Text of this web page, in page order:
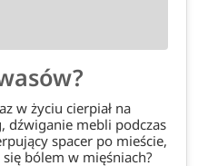
w życiu cierpiał na
dźwiganie mebli podczas
spacer po mieście,
bólem w mięśniach?